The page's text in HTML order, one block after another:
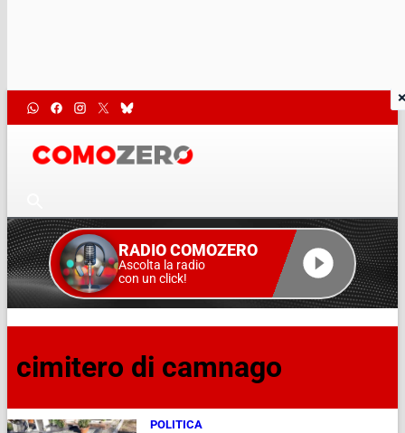
RADIO COMOZERO
Ascolta la radio
con un click!
cimitero di camnago
POLITICA